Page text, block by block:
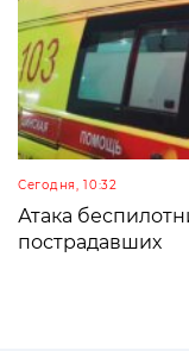
Сегодня, 10:32
Атака
пострадавших